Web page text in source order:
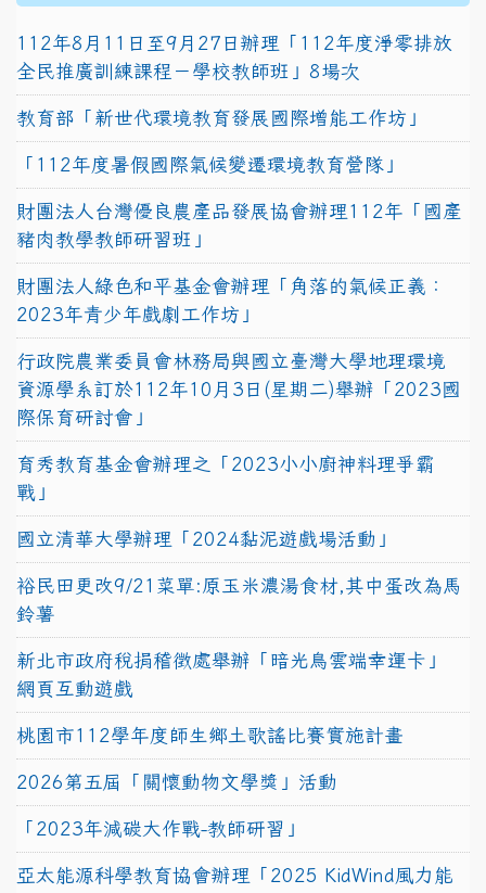
112年8月11日至9月27日辦理「112年度淨零排放
全民推廣訓練課程－學校教師班」8場次
教育部「新世代環境教育發展國際增能工作坊」
「112年度暑假國際氣候變遷環境教育營隊」
財團法人台灣優良農產品發展協會辦理112年「國產
豬肉教學教師研習班」
財團法人綠色和平基金會辦理「角落的氣候正義：
2023年青少年戲劇工作坊」
行政院農業委員會林務局與國立臺灣大學地理環境
資源學系訂於112年10月3日(星期二)舉辦「2023國
際保育研討會」
育秀教育基金會辦理之「2023小小廚神料理爭霸
戰」
國立清華大學辦理「2024黏泥遊戲場活動」
裕民田更改9/21菜單:原玉米濃湯食材,其中蛋改為馬
鈴薯
新北市政府稅捐稽徵處舉辦「暗光鳥雲端幸運卡」
網頁互動遊戲
桃園市112學年度師生鄉土歌謠比賽實施計畫
2026第五屆「關懷動物文學獎」活動
「2023年減碳大作戰-教師研習」
亞太能源科學教育協會辦理「2025 KidWind風力能